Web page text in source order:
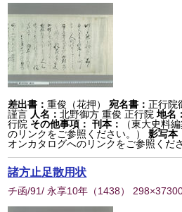
差出書：重俊（花押） 宛名書：正行院
謹言 人名：北野御方 重俊 正行院 地名：
行院 その他事項： 刊本：
（東大史料
のリンクをご参照ください。）
影写本
オンカタログへのリンクをご参照くだ
諸方止足散用状
チ函/91/ 永享10年 （1438）